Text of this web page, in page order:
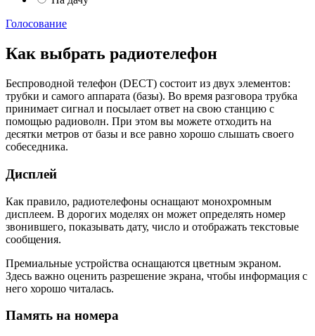
Голосование
Как выбрать радиотелефон
Беспроводной телефон (DECT) состоит из двух элементов:
трубки и самого аппарата (базы). Во время разговора трубка
принимает сигнал и посылает ответ на свою станцию с
помощью радиоволн. При этом вы можете отходить на
десятки метров от базы и все равно хорошо слышать своего
собеседника.
Дисплей
Как правило, радиотелефоны оснащают монохромным
дисплеем. В дорогих моделях он может определять номер
звонившего, показывать дату, число и отображать текстовые
сообщения.
Премиальные устройства оснащаются цветным экраном.
Здесь важно оценить разрешение экрана, чтобы информация с
него хорошо читалась.
Память на номера